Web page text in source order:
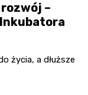
–
życia, a dłuższe